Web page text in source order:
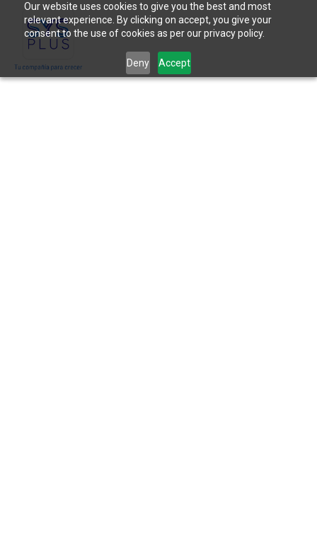
Our website uses cookies to give you the best and most
relevant experience. By clicking on accept, you give your
consent to the use of cookies as per our privacy policy.
Deny Accept